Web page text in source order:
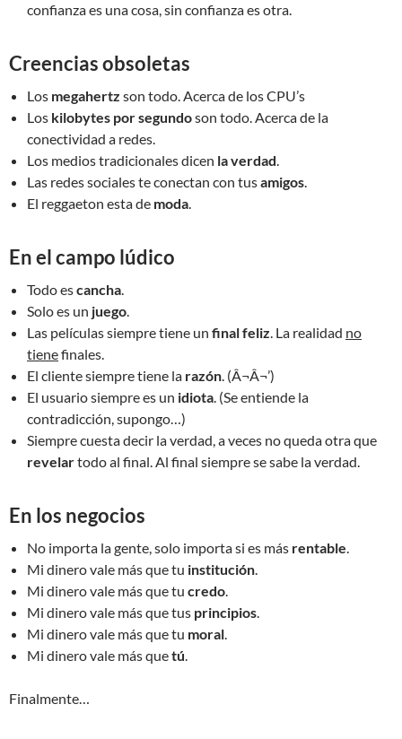
confianza es una cosa, sin confianza es otra.
Creencias obsoletas
Los megahertz son todo. Acerca de los CPU’s
Los kilobytes por segundoson todo. Acerca de la
conectividad a redes.
Los medios tradicionales dicen la verdad.
Las redes sociales te conectan con tusamigos.
El reggaeton esta de moda.
En el campo lúdico
Todo escancha.
Solo es un juego.
Las películas siempre tiene un final feliz. La realidad no
tienefinales.
El cliente siempre tiene la razón. (Â¬Â¬’)
El usuario siempre es un idiota. (Se entiende la
contradicción, supongo…)
Siempre cuesta decir la verdad, a veces no queda otra que
revelartodo al final. Al final siempre se sabe la verdad.
En los negocios
No importa la gente, solo importa si es más rentable.
Mi dinero vale más que tu institución.
Mi dinero vale más que tu credo.
Mi dinero vale más que tus principios.
Mi dinero vale más que tu moral.
Mi dinero vale más quetú.
Finalmente…